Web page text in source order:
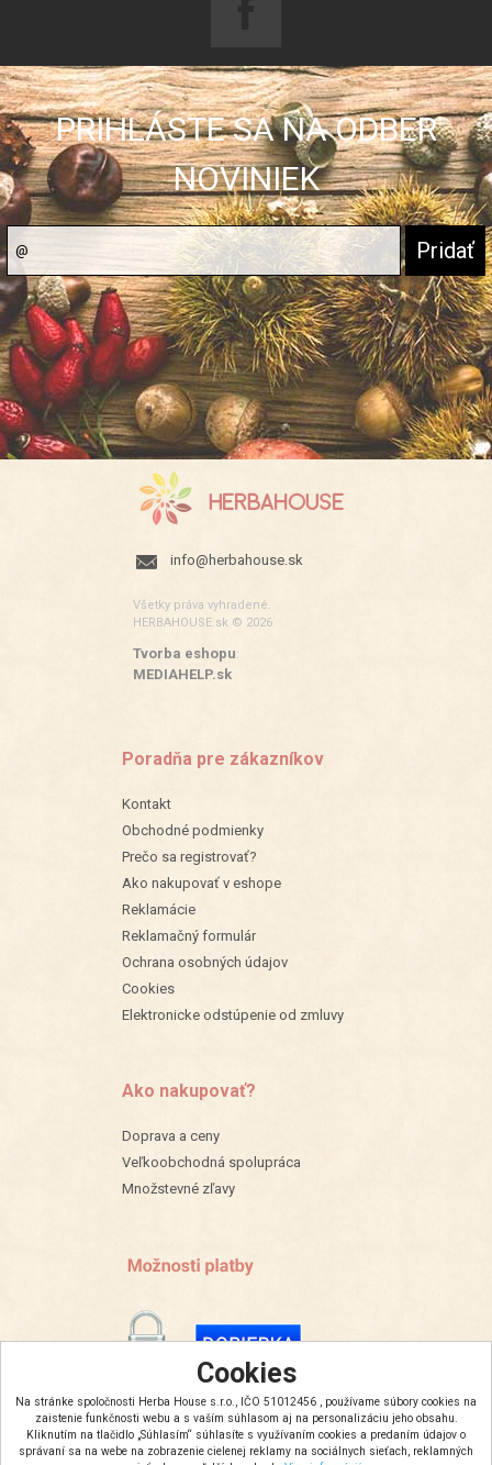
Cookies
Na stránke spoločnosti Herba House s.r.o., IČO 51012456 , používame súbory cookies na
zaistenie funkčnosti webu a s vaším súhlasom aj na personalizáciu jeho obsahu.
Kliknutím na tlačidlo „Súhlasím“ súhlasíte s využívaním cookies a predaním údajov o
správaní sa na webe na zobrazenie cielenej reklamy na sociálnych sieťach, reklamných
PRIHLÁSTE SA NA ODBER
NOVINIEK
info@herbahouse.sk
Všetky práva vyhradené.
HERBAHOUSE.sk © 2026
Tvorba eshopu:
MEDIAHELP.sk
Poradňa pre zákazníkov
Kontakt
Obchodné podmienky
Prečo sa registrovať?
Ako nakupovať v eshope
Reklamácie
Reklamačný formulár
Ochrana osobných údajov
Cookies
Elektronicke odstúpenie od zmluvy
Ako nakupovať?
Doprava a ceny
Veľkoobchodná spolupráca
Množstevné zľavy